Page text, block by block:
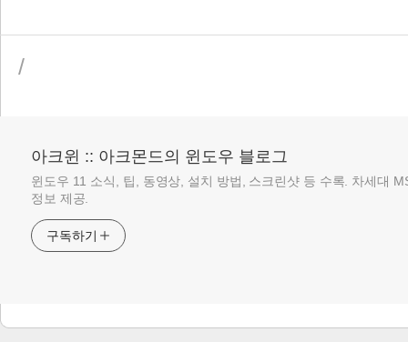
/
아크윈 :: 아크몬드의 윈도우 블로그
윈도우 11 소식, 팁, 동영상, 설치 방법, 스크린샷 등 수록. 차세대
정보 제공.
구독하기